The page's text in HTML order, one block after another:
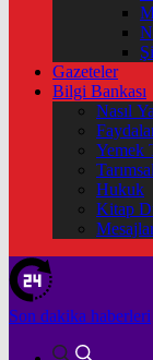
Gazeteler
Bilgi Bankası
Nasıl
Yemek
Hukuk
Kitap
Son dakika haberleri